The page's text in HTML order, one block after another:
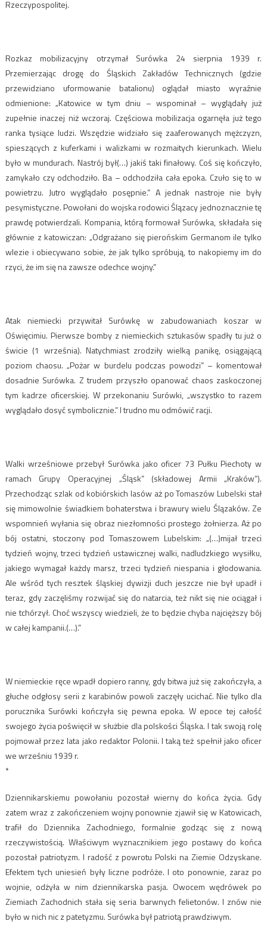
Rzeczypospolitej.
Rozkaz mobilizacyjny otrzymał Surówka 24 sierpnia 1939 r.
Przemierzając drogę do Śląskich Zakładów Technicznych (gdzie
przewidziano uformowanie batalionu) oglądał miasto wyraźnie
odmienione: „Katowice w tym dniu – wspominał – wyglądały już
zupełnie inaczej niż wczoraj. Częściowa mobilizacja ogarnęła już tego
ranka tysiące ludzi. Wszędzie widziało się zaaferowanych mężczyzn,
spieszących z kuferkami i walizkami w rozmaitych kierunkach. Wielu
było w mundurach. Nastrój był(…) jakiś taki finałowy. Coś się kończyło,
zamykało czy odchodziło. Ba – odchodziła cała epoka. Czuło się to w
powietrzu. Jutro wyglądało posępnie.” A jednak nastroje nie były
pesymistyczne. Powołani do wojska rodowici Ślązacy jednoznacznie tę
prawdę potwierdzali. Kompania, którą formował Surówka, składała się
głównie z katowiczan: „Odgrażano się pierońskim Germanom ile tylko
wlezie i obiecywano sobie, że jak tylko spróbują, to nakopiemy im do
rzyci, że im się na zawsze odechce wojny.”
Atak niemiecki przywitał Surówkę w zabudowaniach koszar w
Oświęcimiu. Pierwsze bomby z niemieckich sztukasów spadły tu już o
świcie (1 września). Natychmiast zrodziły wielką panikę, osiągającą
poziom chaosu. „Pożar w burdelu podczas powodzi” – komentował
dosadnie Surówka. Z trudem przyszło opanować chaos zaskoczonej
tym kadrze oficerskiej. W przekonaniu Surówki, „wszystko to razem
wyglądało dosyć symbolicznie.” I trudno mu odmówić racji.
Walki wrześniowe przebył Surówka jako oficer 73 Pułku Piechoty w
ramach Grupy Operacyjnej „Śląsk” (składowej Armii „Kraków”).
Przechodząc szlak od kobiórskich lasów aż po Tomaszów Lubelski stał
się mimowolnie świadkiem bohaterstwa i brawury wielu Ślązaków. Ze
wspomnień wyłania się obraz niezłomności prostego żołnierza. Aż po
bój ostatni, stoczony pod Tomaszowem Lubelskim: „(…)mijał trzeci
tydzień wojny, trzeci tydzień ustawicznej walki, nadludzkiego wysiłku,
jakiego wymagał każdy marsz, trzeci tydzień niespania i głodowania.
Ale wśród tych resztek śląskiej dywizji duch jeszcze nie był upadł i
teraz, gdy zaczęliśmy rozwijać się do natarcia, też nikt się nie ociągał i
nie tchórzył. Choć wszyscy wiedzieli, że to będzie chyba najcięższy bój
w całej kampanii.(…).”
W niemieckie ręce wpadł dopiero ranny, gdy bitwa już się zakończyła, a
głuche odgłosy serii z karabinów powoli zaczęły ucichać. Nie tylko dla
porucznika Surówki kończyła się pewna epoka. W epoce tej całość
swojego życia poświęcił w służbie dla polskości Śląska. I tak swoją rolę
pojmował przez lata jako redaktor Polonii. I taką też spełnił jako oficer
we wrześniu 1939 r.
*
Dziennikarskiemu powołaniu pozostał wierny do końca życia. Gdy
zatem wraz z zakończeniem wojny ponownie zjawił się w Katowicach,
trafił do Dziennika Zachodniego, formalnie godząc się z nową
rzeczywistością. Właściwym wyznacznikiem jego postawy do końca
pozostał patriotyzm. I radość z powrotu Polski na Ziemie Odzyskane.
Efektem tych uniesień były liczne podróże. I oto ponownie, zaraz po
wojnie, odżyła w nim dziennikarska pasja. Owocem wędrówek po
Ziemiach Zachodnich stała się seria barwnych felietonów. I znów nie
było w nich nic z patetyzmu. Surówka był patriotą prawdziwym.